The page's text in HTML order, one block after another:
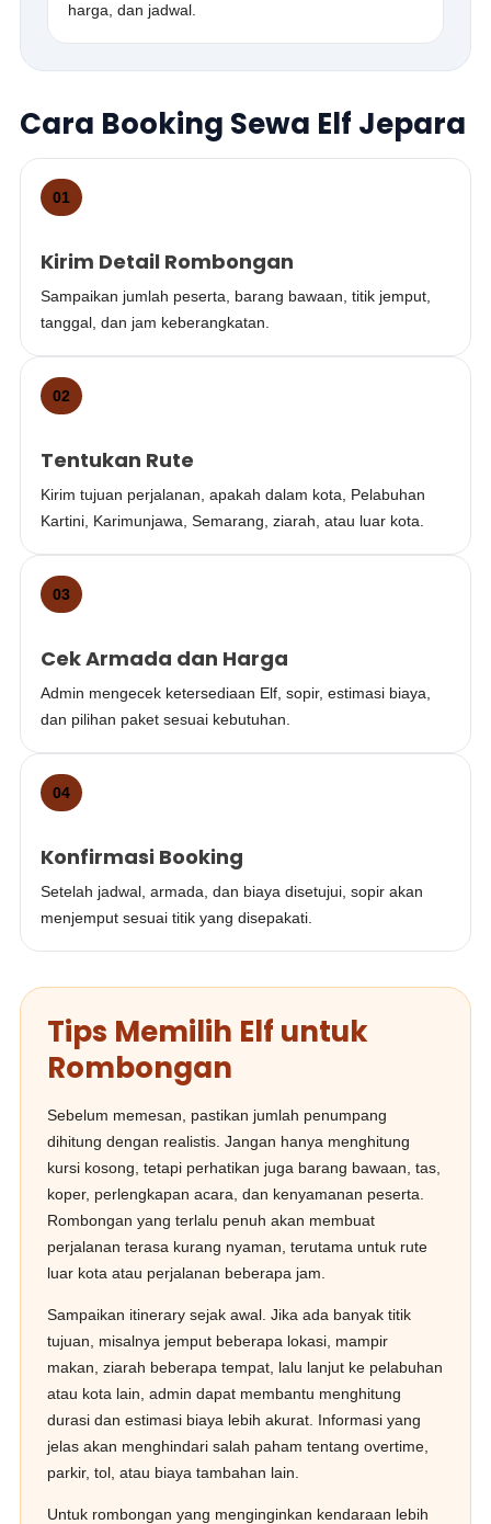
harga, dan jadwal.
Cara Booking Sewa Elf Jepara
01
Kirim Detail Rombongan
Sampaikan jumlah peserta, barang bawaan, titik jemput,
tanggal, dan jam keberangkatan.
02
Tentukan Rute
Kirim tujuan perjalanan, apakah dalam kota, Pelabuhan
Kartini, Karimunjawa, Semarang, ziarah, atau luar kota.
03
Cek Armada dan Harga
Admin mengecek ketersediaan Elf, sopir, estimasi biaya,
dan pilihan paket sesuai kebutuhan.
04
Konfirmasi Booking
Setelah jadwal, armada, dan biaya disetujui, sopir akan
menjemput sesuai titik yang disepakati.
Tips Memilih Elf untuk
Rombongan
Sebelum memesan, pastikan jumlah penumpang
dihitung dengan realistis. Jangan hanya menghitung
kursi kosong, tetapi perhatikan juga barang bawaan, tas,
koper, perlengkapan acara, dan kenyamanan peserta.
Rombongan yang terlalu penuh akan membuat
perjalanan terasa kurang nyaman, terutama untuk rute
luar kota atau perjalanan beberapa jam.
Sampaikan itinerary sejak awal. Jika ada banyak titik
tujuan, misalnya jemput beberapa lokasi, mampir
makan, ziarah beberapa tempat, lalu lanjut ke pelabuhan
atau kota lain, admin dapat membantu menghitung
durasi dan estimasi biaya lebih akurat. Informasi yang
jelas akan menghindari salah paham tentang overtime,
parkir, tol, atau biaya tambahan lain.
Untuk rombongan yang menginginkan kendaraan lebih